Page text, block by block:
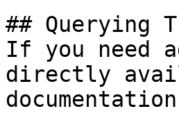
## Querying
If you need
directly